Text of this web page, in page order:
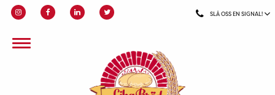
SLÅ OSS EN SIGNAL!